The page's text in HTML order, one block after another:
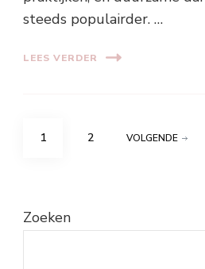
steeds populairder. …
LEES VERDER
Berichten
PAGINA
1 PAGINA
2 VOLGENDE
Zoeken